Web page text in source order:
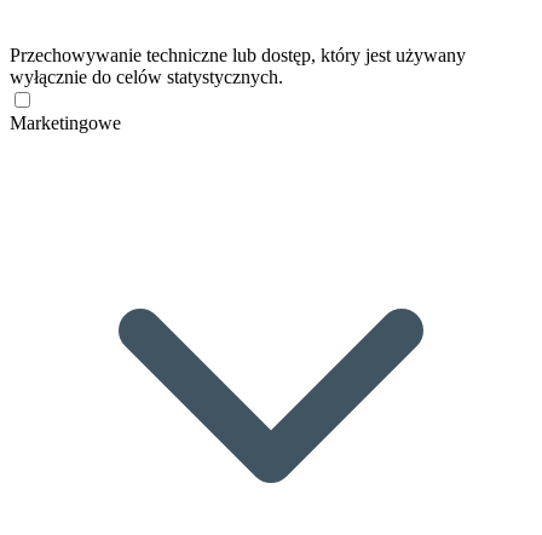
Przechowywanie techniczne lub dostęp, który jest używany
wyłącznie do celów statystycznych.
Marketingowe